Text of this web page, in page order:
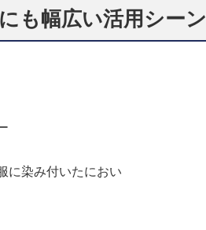
も幅広い活用シーン
に染み付いたにおい